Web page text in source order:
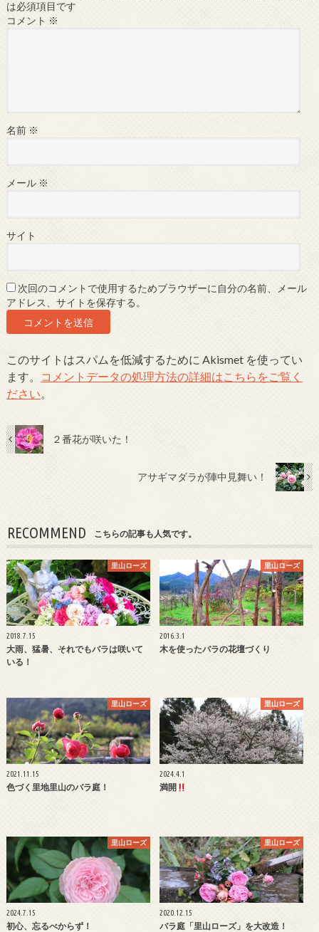
は必須項目です
コメント ※
名前 ※
メール ※
サイト
次回のコメントで使用するためブラウザーに自分の名前、メール
アドレス、サイトを保存する。
このサイトはスパムを低減するために Akismet を使ってい
ます。
コメントデータの処理方法の詳細はこちらをご覧く
ださい。
２番花が咲いた！
アサギマダラが陣中見舞い！
RECOMMEND こちらの記事も人気です。
里山ローズ
2018.7.15
大雨、猛暑、それでもバラは咲いて
いる！
里山ローズ
2016.3.1
木を使ったバラの花壇づくり
里山ローズ
2021.11.15
色づく里地里山のバラ庭！
里山ローズ
2024.4.1
満開
里山ローズ
2024.7.15
初心、忘るべからず！
里山ローズ
2020.12.15
バラ庭「里山ローズ」を大改造！